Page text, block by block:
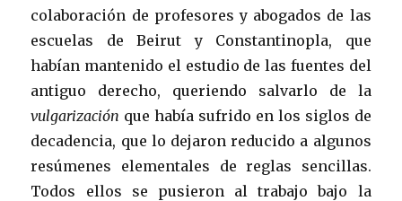
colaboración de profesores y abogados de las
escuelas de Beirut y Constantinopla, que
habían mantenido el estudio de las fuentes del
antiguo derecho, queriendo salvarlo de la
vulgarización que había sufrido en los siglos de
decadencia, que lo dejaron reducido a algunos
resúmenes elementales de reglas sencillas.
Todos ellos se pusieron al trabajo bajo la